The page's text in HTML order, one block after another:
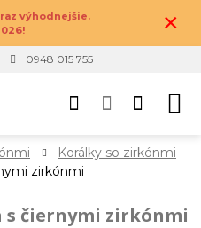
výhodnejšie.
×
0948 015 755
Korálky so zirkónmi
zirkónmi
s čiernymi zirkónmi